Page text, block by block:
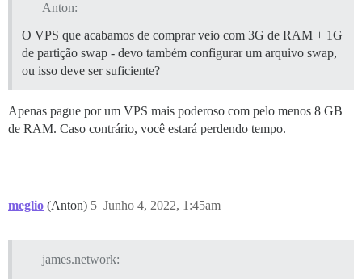
Anton:
O VPS que acabamos de comprar veio com 3G de RAM + 1G
de partição swap - devo também configurar um arquivo swap,
ou isso deve ser suficiente?
Apenas pague por um VPS mais poderoso com pelo menos 8 GB
de RAM. Caso contrário, você estará perdendo tempo.
meglio (Anton) Junho 4, 2022, 1:45am
5
james.network: